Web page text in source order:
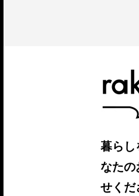
暮らし
なたの
せくだ